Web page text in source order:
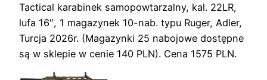
Tactical karabinek samopowtarzalny, kal. 22LR,
lufa 16″, 1 magazynek 10-nab. typu Ruger, Adler,
Turcja 2026r. (Magazynki 25 nabojowe dostępne
są w sklepie w cenie 140 PLN). Cena 1575 PLN.